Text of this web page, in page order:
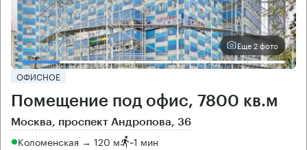
Еще 2 фото
ОФИСНОЕ
Помещение под офис, 7800 кв.м
Москва, проспект Андропова, 36
Коломенская → 120 м ~1 мин